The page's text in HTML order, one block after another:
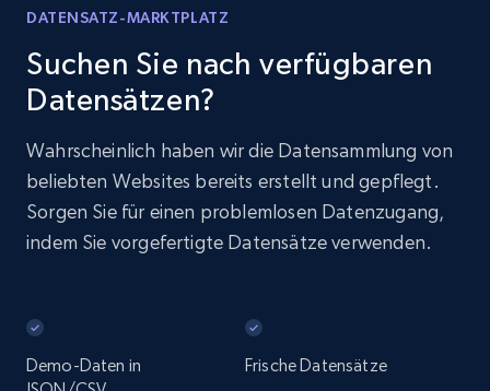
DATENSATZ-MARKTPLATZ
Suchen Sie nach verfügbaren
Datensätzen?
Wahrscheinlich haben wir die Datensammlung von
beliebten Websites bereits erstellt und gepflegt.
Sorgen Sie für einen problemlosen Datenzugang,
indem Sie vorgefertigte Datensätze verwenden.
Demo-Daten in
Frische Datensätze